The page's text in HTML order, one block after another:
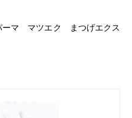
マ マツエク まつげエクス